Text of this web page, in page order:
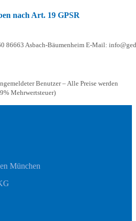
nach Art. 19 GPSR
86663 Asbach-Bäumenheim E-Mail:
Benutzer – Alle Preise werden
Mehrwertsteuer)